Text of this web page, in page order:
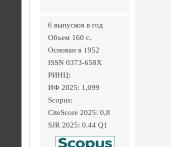
6 выпусков в год
Объем 160 c.
Основан в 1952
ISSN 0373-658X
РИНЦ:
ИФ 2025: 1,099
Scopus:
CiteScore 2025: 0,8
SJR 2025: 0.44 Q1